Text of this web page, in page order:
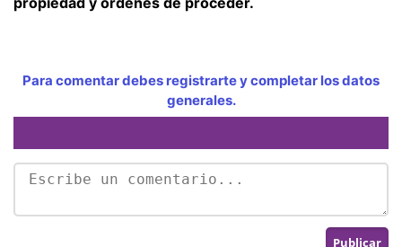
Para comentar debes registrarte y completar los datos
generales.